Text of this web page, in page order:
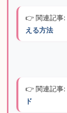
👉 関連記事:
える方法
👉 関連記事:
ド